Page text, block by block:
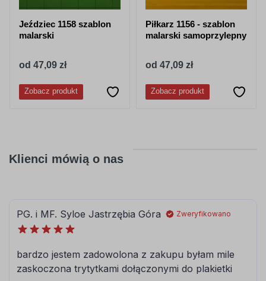
Jeździec 1158 szablon
malarski
od 47,09 zł
Zobacz produkt
Piłkarz 1156 - szablon
malarski samoprzylepny
od 47,09 zł
Zobacz produkt
Klienci mówią o nas